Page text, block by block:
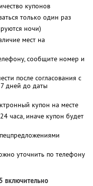
купонов
только один раз
ночи)
мест на
сообщите номер и
после согласования с
дней до даты
купон на месте
часа, иначе купон будет
уточнить по телефону
включительно